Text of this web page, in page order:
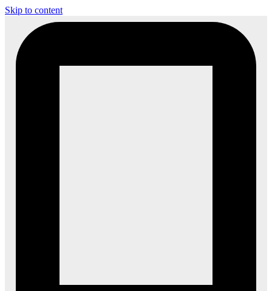
Skip to content